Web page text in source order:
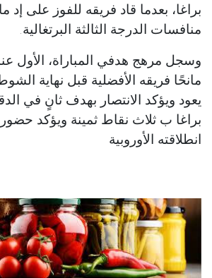
منافسات الدرجة الثالثة البرتغالية.
مانحًا فريقه الأفضلية قبل نهاية
براغا ب ثلاث نقاط ثمينة ويؤكد
انطلاقته الأوروبية